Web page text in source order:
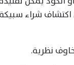
اكتشاف شراء
نظرية.